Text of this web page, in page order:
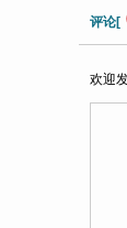
评论[
欢迎